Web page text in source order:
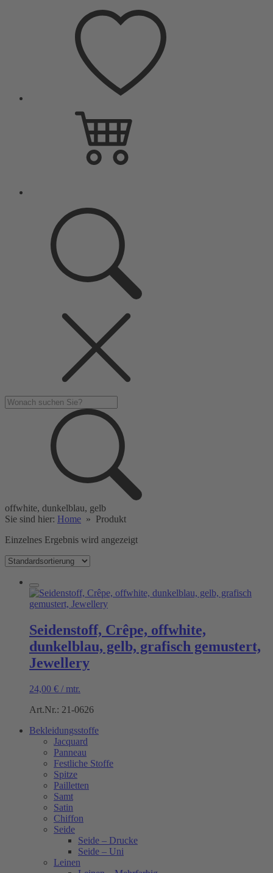
offwhite, dunkelblau, gelb
Sie sind hier: Home » Produkt
Einzelnes Ergebnis wird angezeigt
Seidenstoff, Crêpe, offwhite,
dunkelblau, gelb, grafisch gemustert,
Jewellery
24,00 € / mtr.
Art.Nr.: 21-0626
Bekleidungsstoffe
Jacquard
Panneau
Festliche Stoffe
Spitze
Pailletten
Samt
Satin
Chiffon
Seide
Seide – Drucke
Seide – Uni
Leinen